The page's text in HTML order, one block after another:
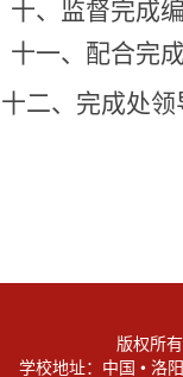
十、监督完成
十一、配合完
十二、 完成处
版权所
学校地址：中国 • 洛